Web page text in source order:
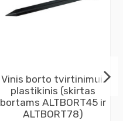
Vinis borto tvirtinimui,
plastikinis (skirtas
bortams ALTBORT45 ir
ALTBORT78)